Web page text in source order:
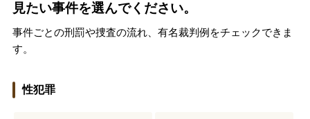
刑事事件
見たい事件を選んでください。
事件ごとの刑罰や捜査の流れ、有名裁判例をチェックできま
す。
性犯罪